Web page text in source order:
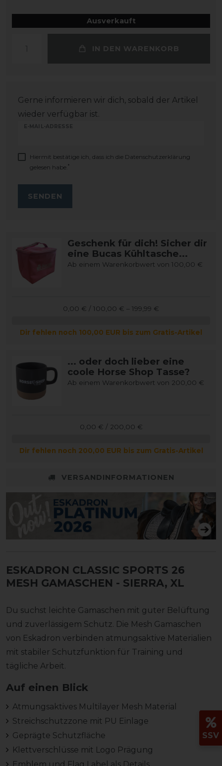
Ausverkauft
IN DEN WARENKORB
Gerne informieren wir dich, sobald der Artikel
wieder verfügbar ist.
E-MAIL-ADRESSE
Hiermit bestätige ich, dass ich die Daten­schutz­erklärung
gelesen habe. *
SENDEN
Geschenk für dich! Sicher dir
eine Bucas Kühltasche...
Ab einem Warenkorbwert von 100,00 €
0,00 € / 100,00 € – 199,99 €
Dir fehlen noch 100,00 EUR bis zum Gratis-Artikel
... oder doch lieber eine
coole Horse Shop Tasse?
Ab einem Warenkorbwert von 200,00 €
0,00 € / 200,00 €
Dir fehlen noch 200,00 EUR bis zum Gratis-Artikel
VERSANDINFORMATIONEN
ESKADRON CLASSIC SPORTS 26
MESH GAMASCHEN - SIERRA, XL
Du suchst leichte Gamaschen mit guter Belüftung
und zuverlässigem Schutz. Die Mesh Gamaschen
von Eskadron verbinden atmungsaktive Materialien
mit stabiler Schutzfunktion für Training und
tägliche Arbeit.
Auf einen Blick
Atmungsaktives Multilayer Mesh Material
Streichschutzzone mit PU Einlage
Geprägte Schutzfläche
Klettverschlüsse mit Logo Prägung
Emblem und Flag Label als Details
SSV